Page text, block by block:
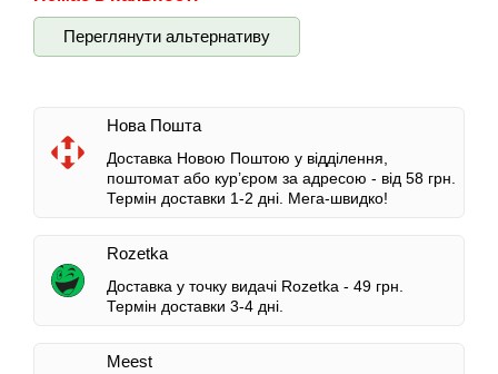
Переглянути альтернативу
Нова Пошта
Доставка Новою Поштою у відділення,
поштомат або кур’єром за адресою - від 58 грн.
Термін доставки 1-2 дні. Мега-швидко!
Rozetka
Доставка у точку видачі Rozetka - 49 грн.
Термін доставки 3-4 дні.
Meest